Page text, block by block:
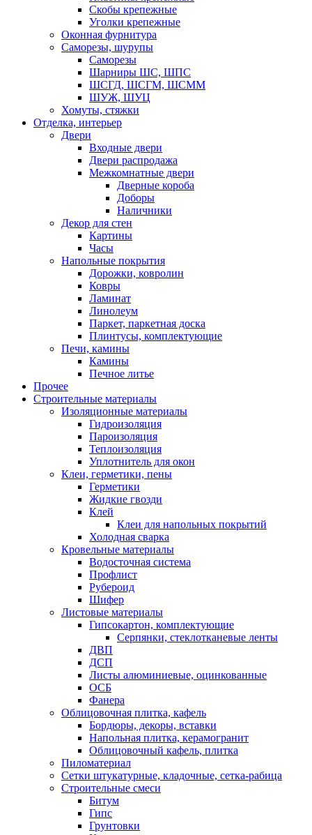
Скобы крепежные
Уголки крепежные
Оконная фурнитура
Саморезы, шурупы
Саморезы
Шарниры ШС, ШПС
ШСГД, ШСГМ, ШСММ
ШУЖ, ШУЦ
Хомуты, стяжки
Отделка, интерьер
Двери
Входные двери
Двери распродажа
Межкомнатные двери
Дверные короба
Доборы
Наличники
Декор для стен
Картины
Часы
Напольные покрытия
Дорожки, ковролин
Ковры
Ламинат
Линолеум
Паркет, паркетная доска
Плинтусы, комплектующие
Печи, камины
Камины
Печное литье
Прочее
Строительные материалы
Изоляционные материалы
Гидроизоляция
Пароизоляция
Теплоизоляция
Уплотнитель для окон
Клеи, герметики, пены
Герметики
Жидкие гвозди
Клей
Клеи для напольных покрытий
Холодная сварка
Кровельные материалы
Водосточная система
Профлист
Рубероид
Шифер
Листовые материалы
Гипсокартон, комплектующие
Серпянки, стеклотканевые ленты
ДВП
ДСП
Листы алюминиевые, оцинкованные
ОСБ
Фанера
Облицовочная плитка, кафель
Бордюры, декоры, вставки
Напольная плитка, керамогранит
Облицовочный кафель, плитка
Пиломатериал
Сетки штукатурные, кладочные, сетка-рабица
Строительные смеси
Битум
Гипс
Грунтовки